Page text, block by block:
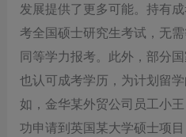
发展提供了更多可能。持有
考全国硕士研究生考试，无
同等学力报考。此外，部分
也认可成考学历，为计划留
如，金华某外贸公司员工小
功申请到英国某大学硕士项